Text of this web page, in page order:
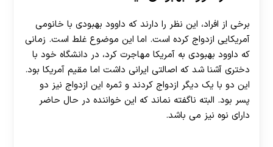
برخی از افراد، این نظر را دارند که داوود بهبودی با خانومی
آمریکایی ازدواج کرده است. اما این موضوع غلط است. زمانی
که داوود بهبودی به آمریکا مهاجرت کرد، در دانشگاه خود با
دختری آشنا شد که اصالتی ایرانی داشت اما مقیم آمریکا بود.
این دو با یک دیگر ازدواج کردند و ثمره این ازدواج نیز دو
پسر بود. البته ناگفته نماند که این خواننده در حال حاضر
دارای نوه نیز می باشد.